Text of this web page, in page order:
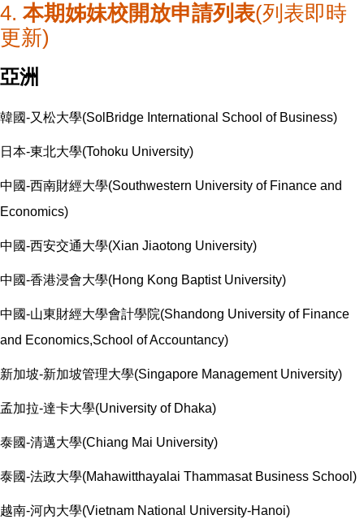
4. 本期姊妹校開放申請列表(列表即時
更新)
亞洲
韓國-又松大學(SolBridge International School of Business)
日本-東北大學(Tohoku University)
中國-西南財經大學(Southwestern University of Finance and
Economics)
中國-西安交通大學(Xian Jiaotong University)
中國-香港浸會大學(Hong Kong Baptist University)
中國-山東財經大學會計學院(Shandong University of Finance
and Economics,School of Accountancy)
新加坡-新加坡管理大學(Singapore Management University)
孟加拉-達卡大學(University of Dhaka)
泰國-清邁大學(Chiang Mai University)
泰國-法政大學(Mahawitthayalai Thammasat Business School)
越南-河內大學(Vietnam National University-Hanoi)